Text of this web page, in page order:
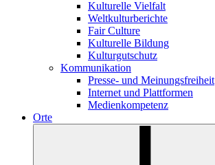
Kulturelle Vielfalt
Weltkulturberichte
Fair Culture
Kulturelle Bildung
Kulturgutschutz
Kommunikation
Presse- und Meinungsfreiheit
Internet und Plattformen
Medienkompetenz
Orte